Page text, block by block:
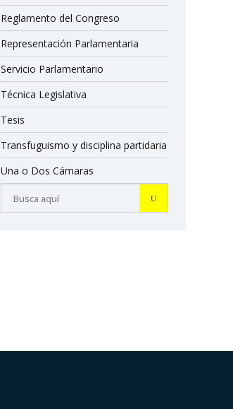
Reglamento del Congreso
Representación Parlamentaria
Servicio Parlamentario
Técnica Legislativa
Tesis
Transfuguismo y disciplina partidaria
Una o Dos Cámaras